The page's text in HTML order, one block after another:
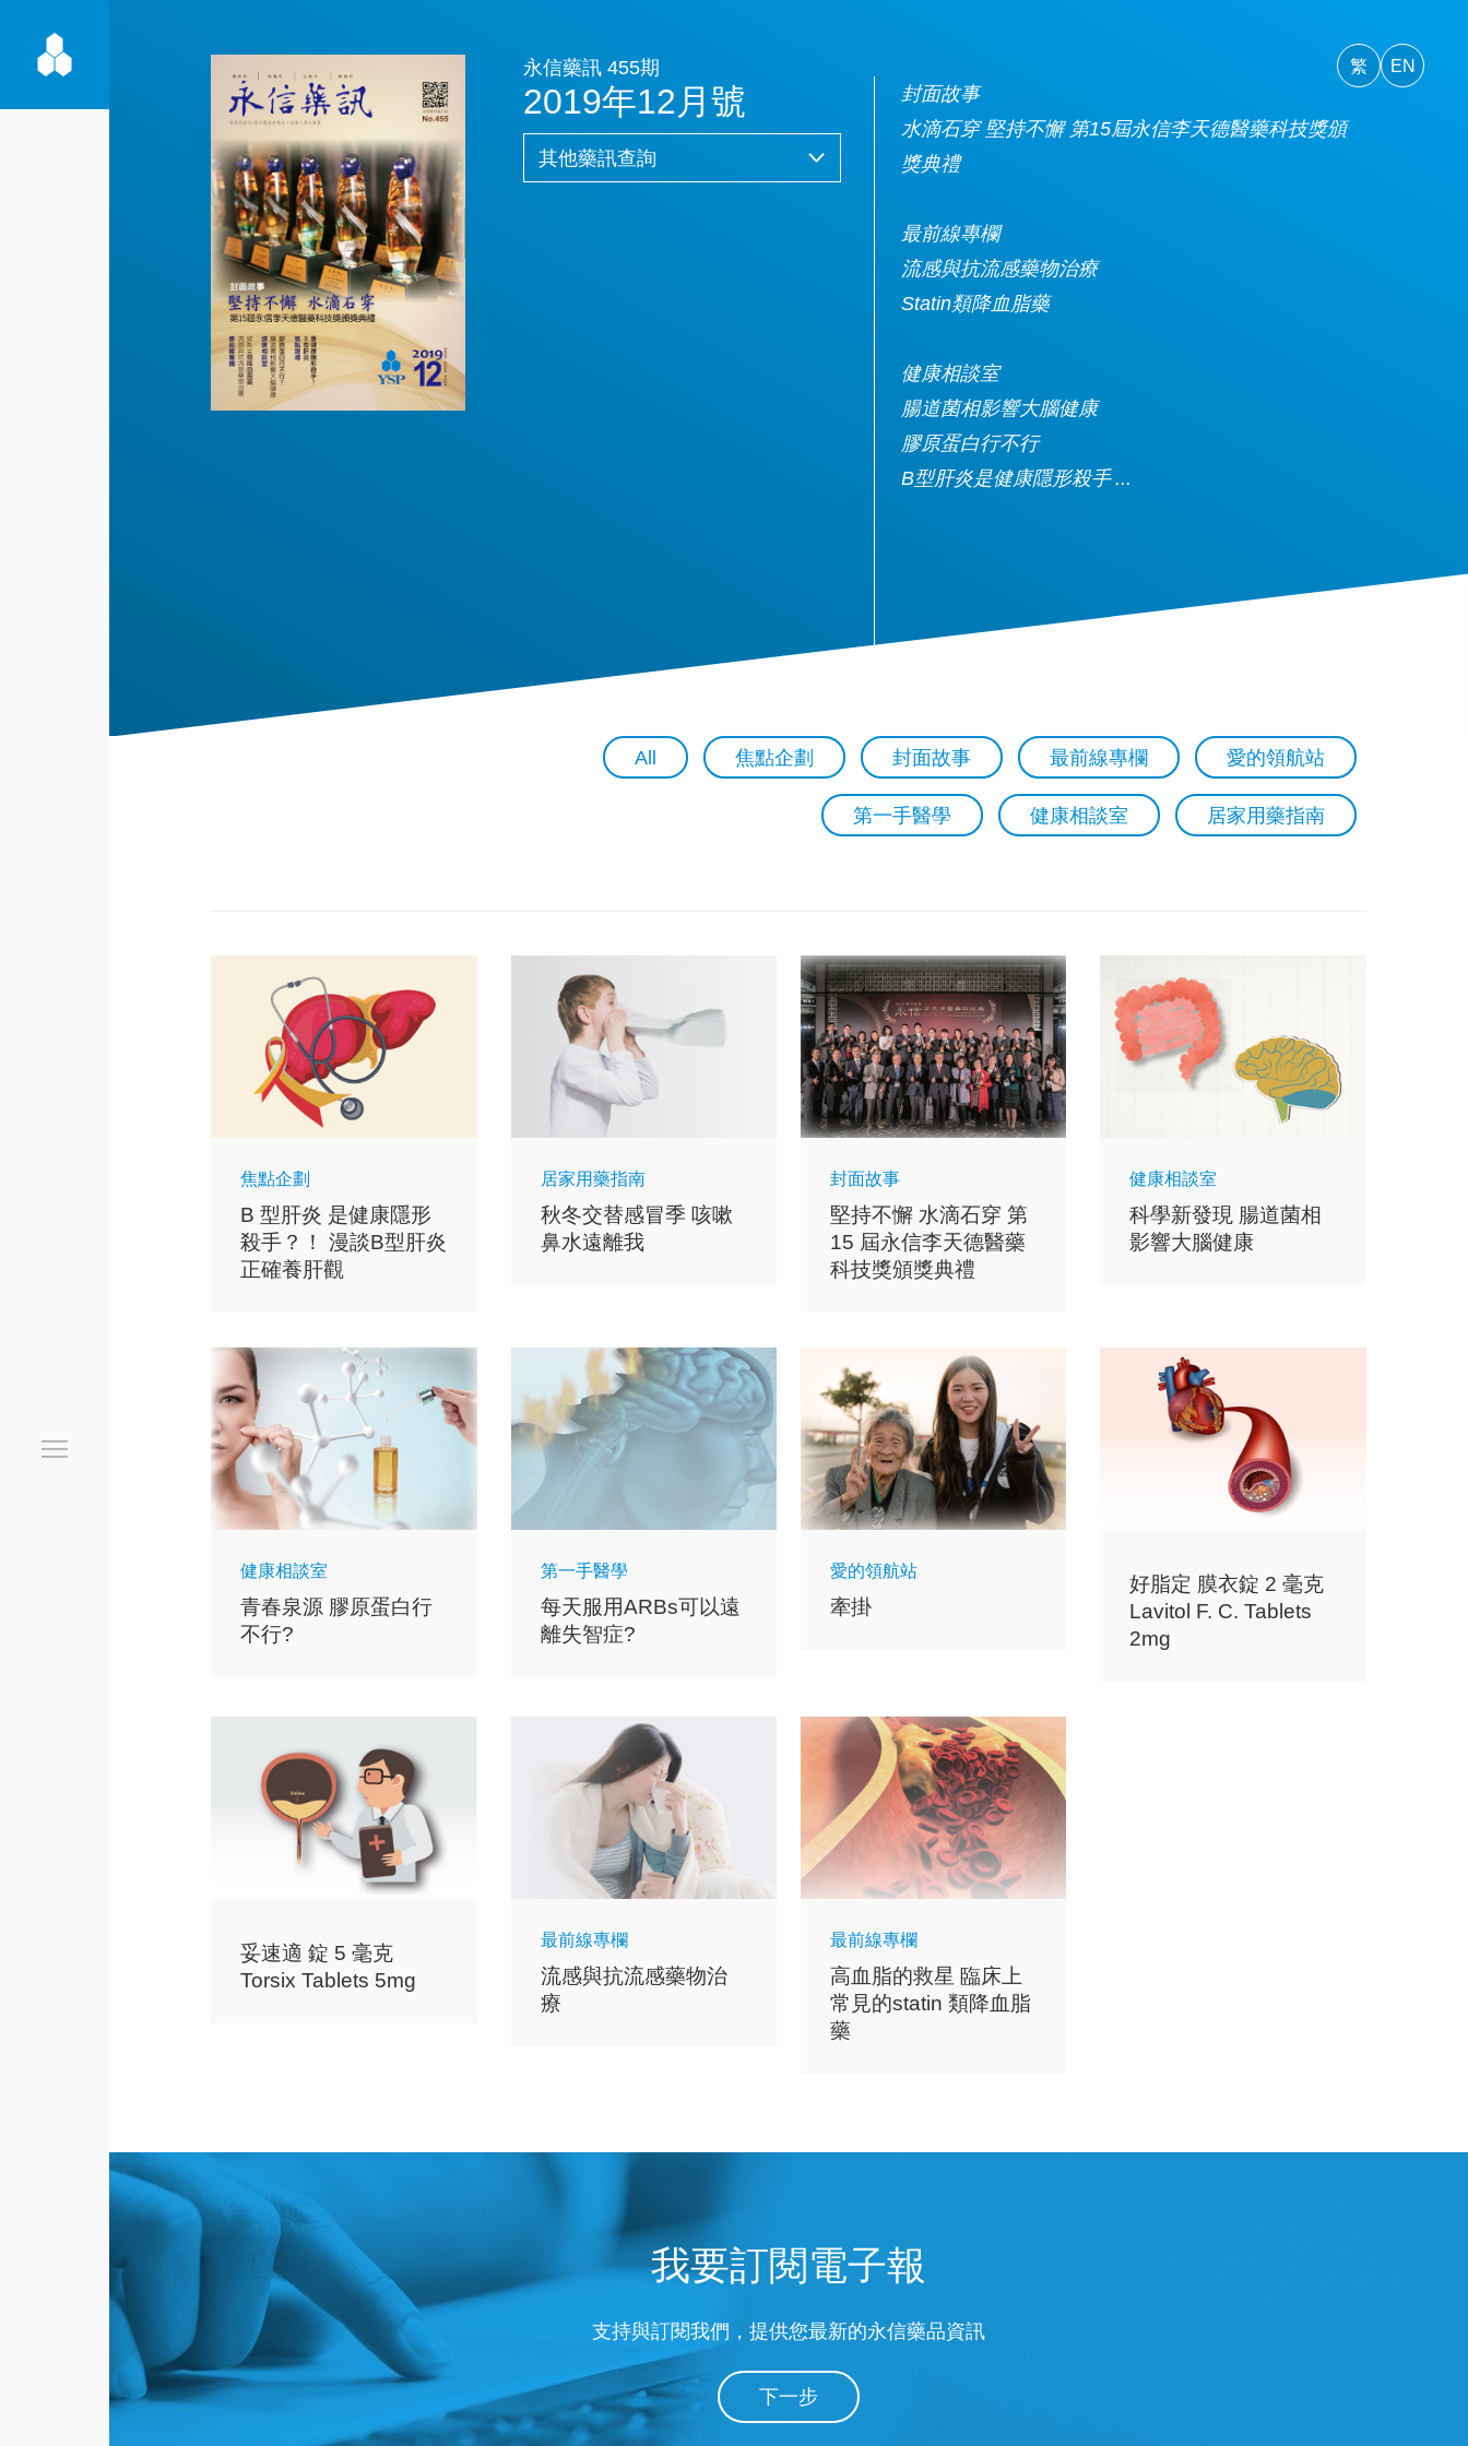
繁 EN
永信藥訊 455期
2019年12月號
封面故事
水滴石穿 堅持不懈 第15屆永信李天德醫藥科技獎頒
獎典禮
最前線專欄
流感與抗流感藥物治療
Statin類降血脂藥
健康相談室
腸道菌相影響大腦健康
膠原蛋白行不行
B型肝炎是健康隱形殺手
All 焦點企劃 封面故事 最前線專欄 愛的領航站
第一手醫學 健康相談室 居家用藥指南
焦點企劃
B 型肝炎 是健康隱形
殺手？！ 漫談B型肝炎
正確養肝觀
居家用藥指南
秋冬交替感冒季 咳嗽
鼻水遠離我
封面故事
堅持不懈 水滴石穿 第
15 屆永信李天德醫藥
科技獎頒獎典禮
健康相談室
科學新發現 腸道菌相
影響大腦健康
健康相談室
青春泉源 膠原蛋白行
不行?
第一手醫學
每天服用ARBs可以遠
離失智症?
愛的領航站
牽掛
好脂定 膜衣錠 2 毫克
Lavitol F. C. Tablets
2mg
妥速適 錠 5 毫克
Torsix Tablets 5mg
最前線專欄
流感與抗流感藥物治
療
最前線專欄
高血脂的救星 臨床上
常見的statin 類降血脂
藥
我要訂閱電子報
支持與訂閱我們，提供您最新的永信藥品資訊
下一步